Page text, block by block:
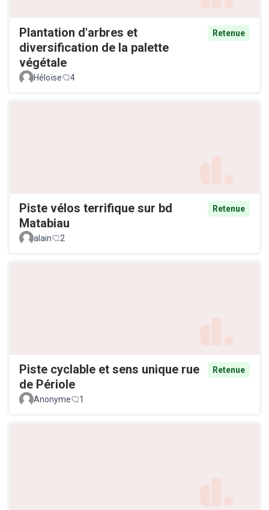
Plantation d'arbres et
diversification de la palette
végétale
Retenue
Héloïse 4
Piste vélos terrifique sur bd
Matabiau
Retenue
alain 2
Piste cyclable et sens unique rue
de Périole
Retenue
Anonyme 1